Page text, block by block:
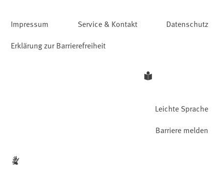
Impressum Service & Kontakt
Datenschutz
Erklärung zur Barrierefreiheit
Leichte Sprache
Barriere melden